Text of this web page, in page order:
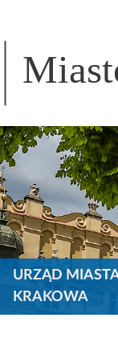
URZĄD
KRAKOWA